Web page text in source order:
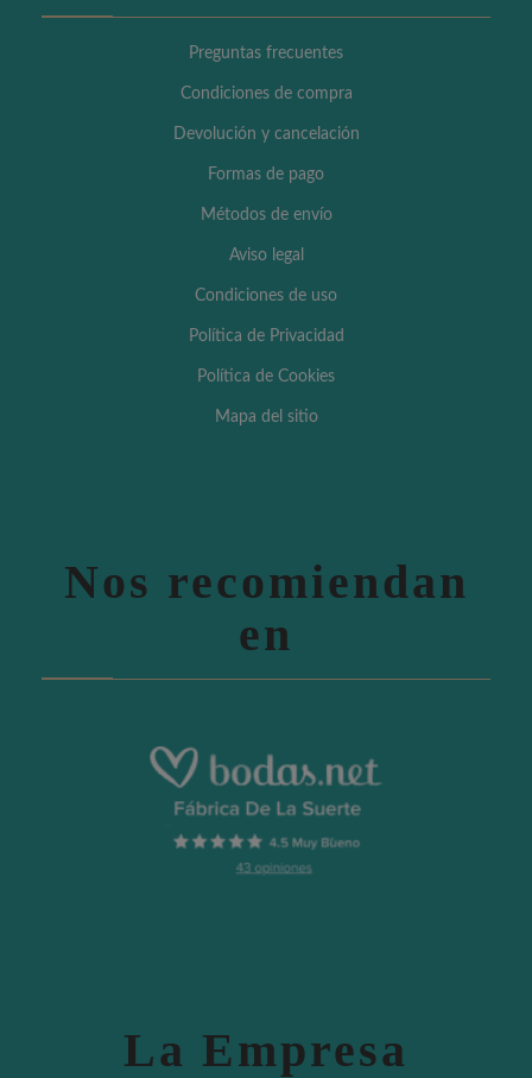
Preguntas frecuentes
Condiciones de compra
Devolución y cancelación
Formas de pago
Métodos de envío
Aviso legal
Condiciones de uso
Política de Privacidad
Política de Cookies
Mapa del sitio
Nos recomiendan
en
La Empresa